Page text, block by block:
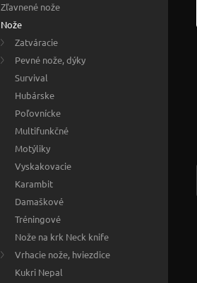
Zľavnené nože
Nože
Zatváracie
Pevné nože, dýky
Survival
Hubárske
Poľovnícke
Multifunkčné
Motýliky
Vyskakovacie
Karambit
Damaškové
Tréningové
Nože na krk Neck knife
Vrhacie nože, hviezdice
Kukri Nepal